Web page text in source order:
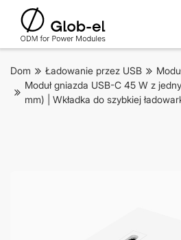
Dom Ładowanie przez USB
Moduł gniazda USB-C 45 W z
mm) | Wkładka do szybkiej